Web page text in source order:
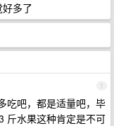
多了
1
吃吧，都是适量吧，毕
斤水果这种肯定是不可